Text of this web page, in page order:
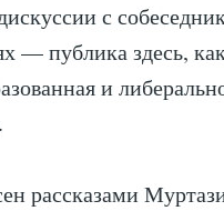
с
— публика здесь,
и
рассказами